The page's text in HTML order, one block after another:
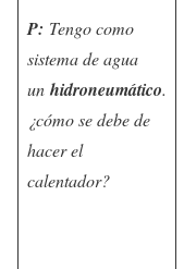
P: Tengo como
sistema de agua
un hidroneumático.
¿cómo se debe de
hacer el
calentador?